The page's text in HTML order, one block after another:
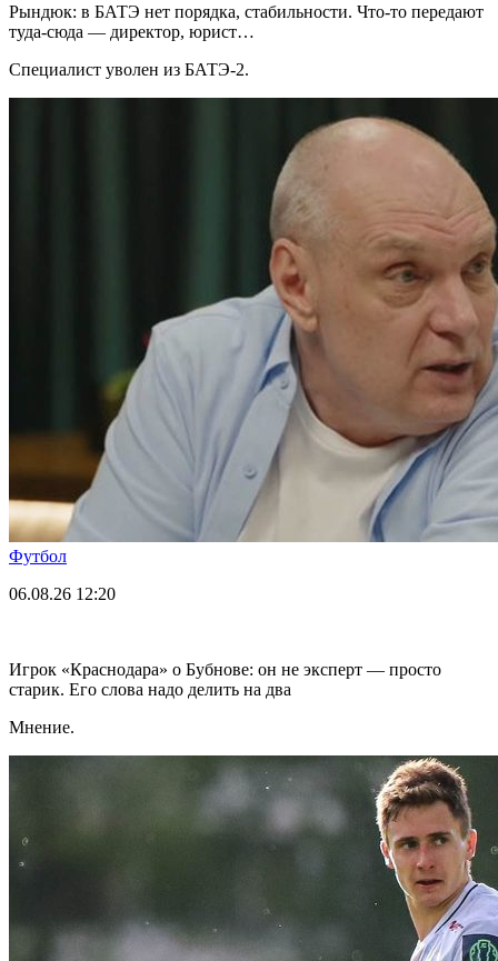
Рындюк: в БАТЭ нет порядка, стабильности. Что-то передают
туда-сюда — директор, юрист…
Специалист уволен из БАТЭ-2.
Футбол
06.08.26 12:20
Игрок «Краснодара» о Бубнове: он не эксперт — просто
старик. Его слова надо делить на два
Мнение.